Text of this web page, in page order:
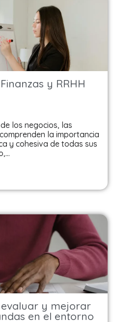
y RRHH
los negocios, las
la importancia
y cohesiva de todas sus
evaluar y mejorar
en el entorno